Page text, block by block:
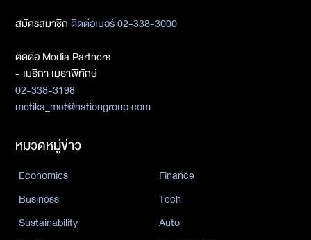
สมัครสมาชิกติดต่อเบอร์ 02-338-3000
ติดต่อ Media Partners
- เมธิกา เมธาพิทักษ์
02-338-3198
metika_met@nationgroup.com
หมวดหมู่ข่าว
Economics
Finance
Business
Tech
Sustainability
Auto